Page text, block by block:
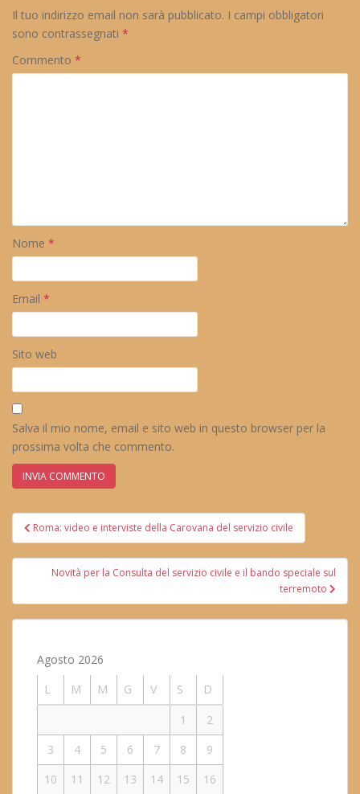
Il tuo indirizzo email non sarà pubblicato. I campi obbligatori
sono contrassegnati *
Commento *
Nome *
Email *
Sito web
Salva il mio nome, email e sito web in questo browser per la
prossima volta che commento.
Navigazione
articoli
Roma: video e interviste della Carovana del servizio civile
Novità per la Consulta del servizio civile e il bando speciale sul
terremoto
Agosto 2026
L
M M G V S
D
1
2
3
4 5 6 7 8
9
10
11 12 13 14 15 16